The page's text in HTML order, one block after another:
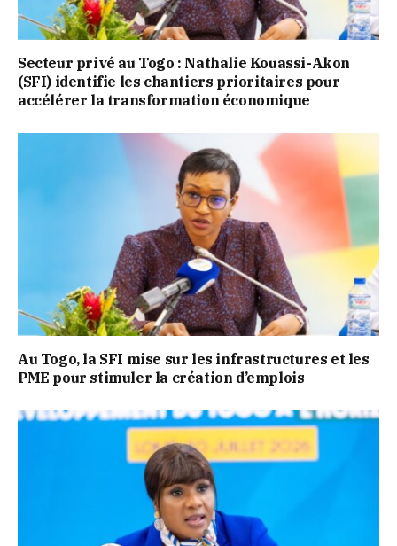
Secteur privé au Togo : Nathalie Kouassi-Akon
(SFI) identifie les chantiers prioritaires pour
accélérer la transformation économique
Au Togo, la SFI mise sur les infrastructures et les
PME pour stimuler la création d’emplois